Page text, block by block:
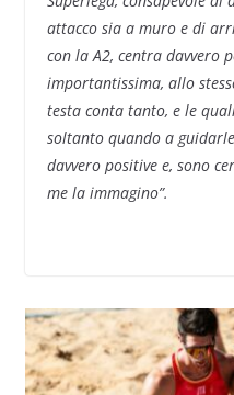
attacco sia a muro e di
con la A2, centra davvero
importantissima, allo
testa conta tanto, e le
soltanto quando a
davvero positive e, sono
me la immagino”.